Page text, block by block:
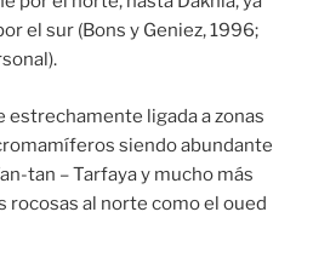
el sur (Bons y Geniez, 1996;
estrechamente ligada a zonas
siendo abundante
tan – Tarfaya y mucho más
rocosas al norte como el oued